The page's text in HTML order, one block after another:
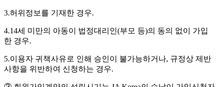
3.허위정보를 기재한 경우.
4.14세 미만의 아동이 법정대리인(부모 등)의 동의 없이 가입
한 경우.
5.이용자 귀책사유로 인해 승인이 불가능하거나, 규정상 제반
사항을 위반하여 신청하는 경우.